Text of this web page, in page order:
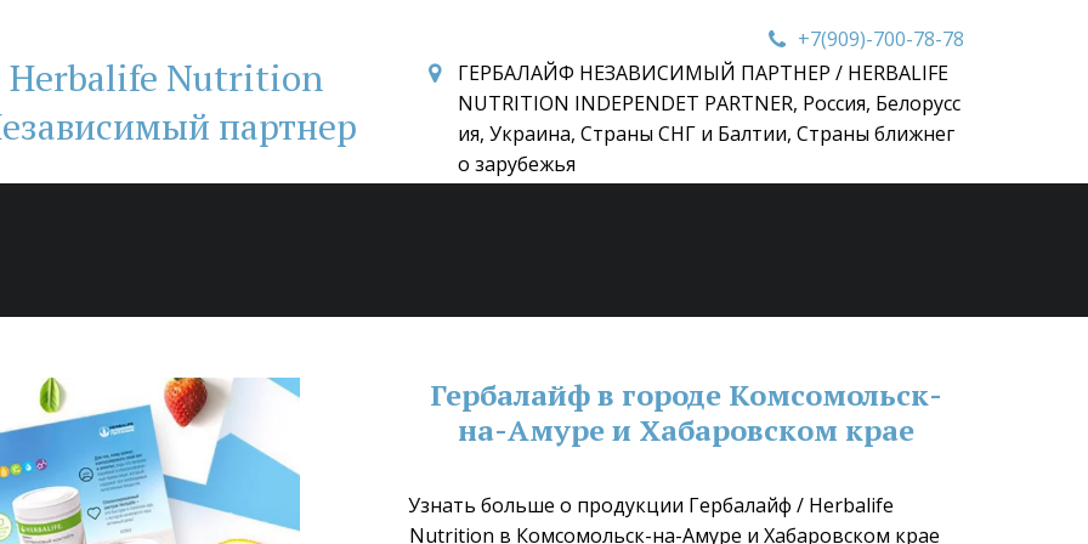
Herbalife Nutrition
партнер
+7(909)-700-78-78
ГЕРБАЛАЙФ НЕЗАВИСИМЫЙ ПАРТНЕР / HERBALIFE
NUTRITION INDEPENDET PARTNER, Россия, Белорусс
ия, Украина, Страны СНГ и Балтии, Страны ближнег
о зарубежья
Гербалайф в городе Комсомольск-
на-Амуре и Хабаровском крае
Узнать больше о продукции Гербалайф / Herbalife
Nutrition в Комсомольск-на-Амуре и Хабаровском крае